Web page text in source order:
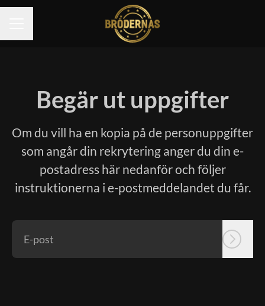
Begär ut uppgifter
Om du vill ha en kopia på de personuppgifter
som angår din rekrytering anger du din e-
postadress här nedanför och följer
instruktionerna i e-postmeddelandet du får.